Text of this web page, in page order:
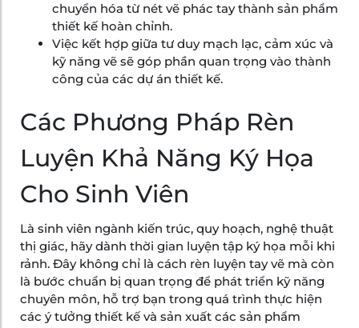
chuyển hóa từ nét vẽ phác tay thành sản phẩm
thiết kế hoàn chỉnh.
Việc kết hợp giữa tư duy mạch lạc, cảm xúc và
kỹ năng vẽ sẽ góp phần quan trọng vào thành
công của các dự án thiết kế.
Các Phương Pháp Rèn
Luyện Khả Năng Ký Họa
Cho Sinh Viên
Là sinh viên ngành kiến trúc, quy hoạch, nghệ thuật
thị giác, hãy dành thời gian luyện tập ký họa mỗi khi
rảnh. Đây không chỉ là cách rèn luyện tay vẽ mà còn
là bước chuẩn bị quan trọng để phát triển kỹ năng
chuyên môn, hỗ trợ bạn trong quá trình thực hiện
các ý tưởng thiết kế và sản xuất các sản phẩm